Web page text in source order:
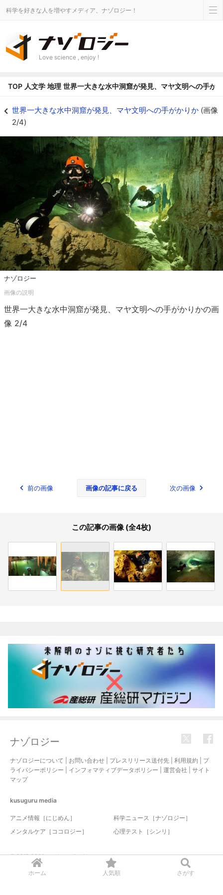
ホーム 人気順 さがす
科学を好きな人を増やすメディア、ナゾロジー！
Love science , enjoy !
TOP 人文学 地理 世界一大きな水中洞窟が発見、マヤ文明への手が
世界一大きな水中洞窟が発見、マヤ文明への手がかりか (画像
2/4)
ナゾロジー
世界一大きな水中洞窟が発見、マヤ文明への手がかりかの画
像 2/4
前の画像 画像の記事に戻る 次の画像
この記事の画像 (全4枚)
ナゾロジー
ナゾロジーについて お問い合わせ プレスリリース送付先 利用規約
プ
ライバシーポリシー
インフォマティブデータポリシー 運営会社
サイト
マップ
kusuguru media
アニメ情報［にじめん］
科学ニュース［ナゾロジー］
メンタルケア［ココロジー］
心理テスト［シンリ］
© 2017-2026 nazology. all rights reserved.